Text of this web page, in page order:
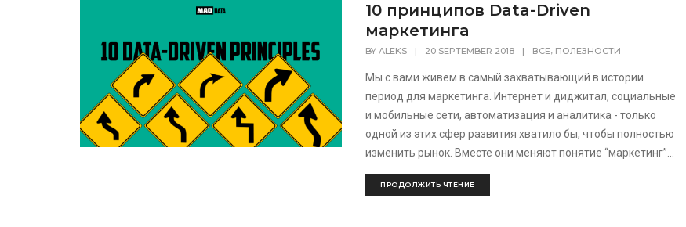
10 принципов Data-Driven
маркетинга
BYALEKS | 20 SEPTEMBER 2018 | ВСЕ, ПОЛЕЗНОСТИ
Мы с вами живем в самый захватывающий в истории
период для маркетинга. Интернет и диджитал, социальные
и мобильные сети, автоматизация и аналитика - только
одной из этих сфер развития хватило бы, чтобы полностью
изменить рынок. Вместе они меняют понятие “маркетинг”...
ПРОДОЛЖИТЬ ЧТЕНИЕ